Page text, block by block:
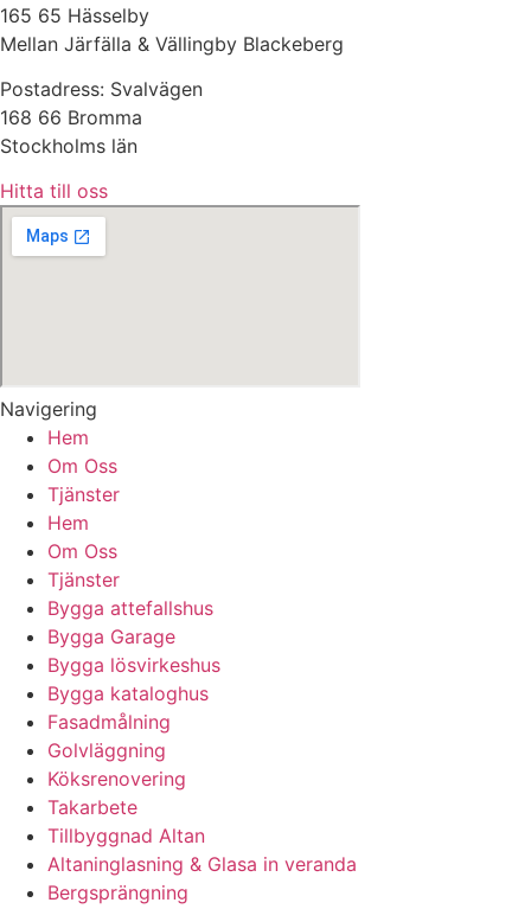
165 65 Hässelby
Mellan Järfälla & Vällingby Blackeberg
Postadress: Svalvägen
168 66 Bromma
Stockholms län
Hitta till oss
Navigering
Hem
Om Oss
Tjänster
Hem
Om Oss
Tjänster
Bygga attefallshus
Bygga Garage
Bygga lösvirkeshus
Bygga kataloghus
Fasadmålning
Golvläggning
Köksrenovering
Takarbete
Tillbyggnad Altan
Altaninglasning & Glasa in veranda
Bergsprängning